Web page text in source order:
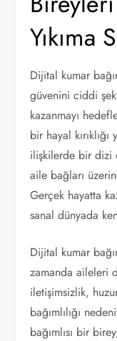
Yıkıma
Dijital kumar
güvenini ciddi
kazanmayı
bir hayal
ilişkilerde bir dizi
aile bağları
Gerçek hayatta
sanal dünyada
Dijital kumar
zamanda aileleri
iletişimsizlik,
bağımlılığı
bağımlısı bir